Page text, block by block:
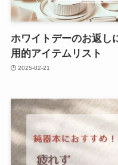
ホワイトデーのお返し
用的アイテムリスト
2025-02-21